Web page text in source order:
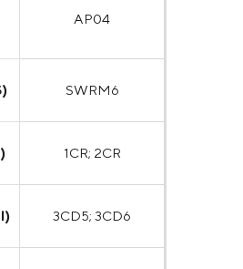
AP04
SWRM6
1CR; 2CR
3CD5; 3CD6